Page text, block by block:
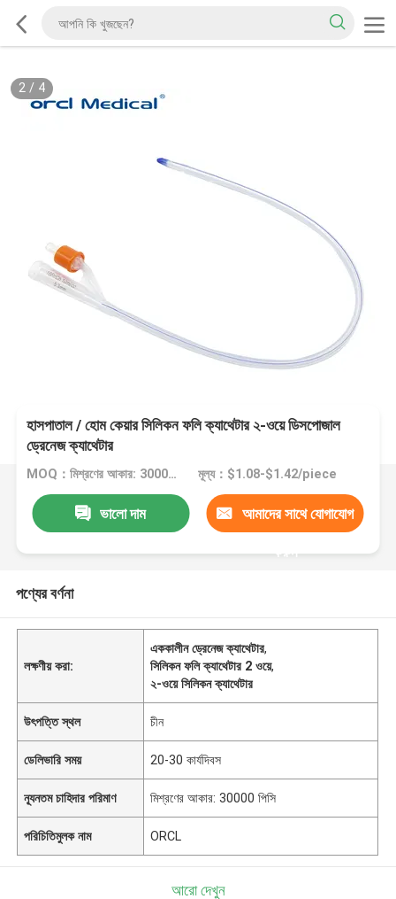
2/ 4
হাসপাতাল / হোম কেয়ার সিলিকন ফলি ক্যাথেটার ২-ওয়ে ডিসপোজাল
ড্রেনেজ ক্যাথেটার
MOQ：মিশ্রণের আকার: 30000 পিসি মূল্য：$1.08-$1.42/piece
ভালো দাম আমাদের সাথে যোগাযোগ
করুন
পণ্যের বর্ণনা
লক্ষণীয় করা:
এককালীন ড্রেনেজ ক্যাথেটার,
সিলিকন ফলি ক্যাথেটার 2 ওয়ে,
২-ওয়ে সিলিকন ক্যাথেটার
উৎপত্তি স্থল চীন
ডেলিভারি সময় 20-30 কার্যদিবস
ন্যূনতম চাহিদার পরিমাণ মিশ্রণের আকার: 30000 পিসি
পরিচিতিমুলক নাম ORCL
আরো দেখুন